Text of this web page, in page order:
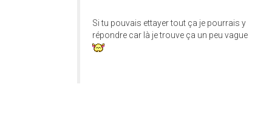
Si tu pouvais ettayer tout ça je pourrais y
répondre car là je trouve ça un peu vague